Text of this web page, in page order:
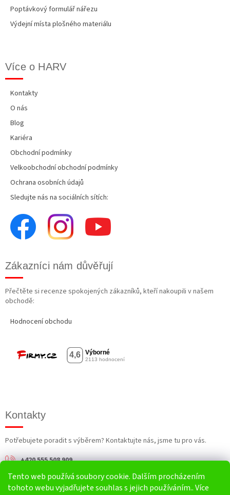
Tento web používá soubory cookie. Dalším procházením
tohoto webu vyjadřujete souhlas s jejich používáním.. Více
Poptávkový formulář nářezu
Výdejní místa plošného materiálu
Více o HARV
Kontakty
O nás
Blog
Kariéra
Obchodní podmínky
Velkoobchodní obchodní podmínky
Ochrana osobních údajů
Sledujte nás na sociálních sítích:
Zákazníci nám důvěřují
Přečtěte si recenze spokojených zákazníků, kteří nakoupili v našem
obchodě:
Hodnocení obchodu
Kontakty
Potřebujete poradit s výběrem? Kontaktujte nás, jsme tu pro vás.
+420 555 508 909
info@harv.cz